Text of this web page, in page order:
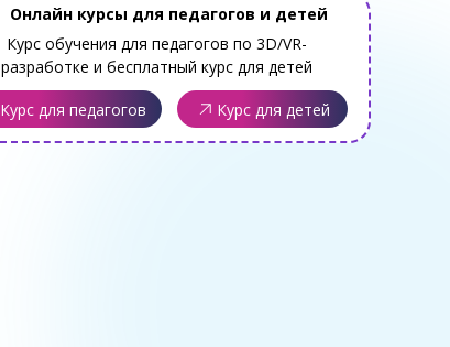
Курс для педагогов Курс для детей
Курс обучения для педагогов по 3D/VR-
разработке и бесплатный курс для детей
Онлайн курсы для педагогов и детей